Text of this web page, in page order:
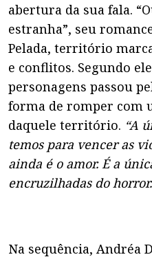
abertura da sua fala.
estranha”, seu
Pelada, território
e conflitos. Segundo
personagens passou
forma de romper com
daquele território. “A
temos para vencer as
ainda é o amor. É a
encruzilhadas do
Na sequência, Andréa